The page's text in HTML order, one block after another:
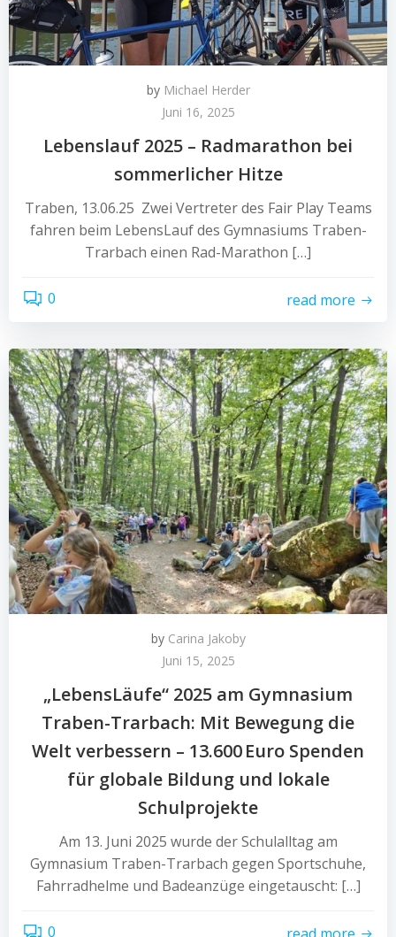
by Michael Herder
Juni 16, 2025
Lebenslauf 2025 – Radmarathon bei
sommerlicher Hitze
Traben, 13.06.25 Zwei Vertreter des Fair Play Teams
fahren beim LebensLauf des Gymnasiums Traben-
Trarbach einen Rad-Marathon […]
0 read more
by Carina Jakoby
Juni 15, 2025
„LebensLäufe“ 2025 am Gymnasium
Traben-Trarbach: Mit Bewegung die
Welt verbessern – 13.600 Euro Spenden
für globale Bildung und lokale
Schulprojekte
Am 13. Juni 2025 wurde der Schulalltag am
Gymnasium Traben-Trarbach gegen Sportschuhe,
Fahrradhelme und Badeanzüge eingetauscht: […]
0 read more